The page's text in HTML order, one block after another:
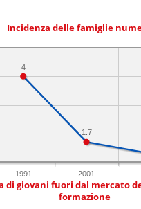
Incidenza delle famiglie
1991 2001
1.7
4
di giovani fuori dal mercato
formazione